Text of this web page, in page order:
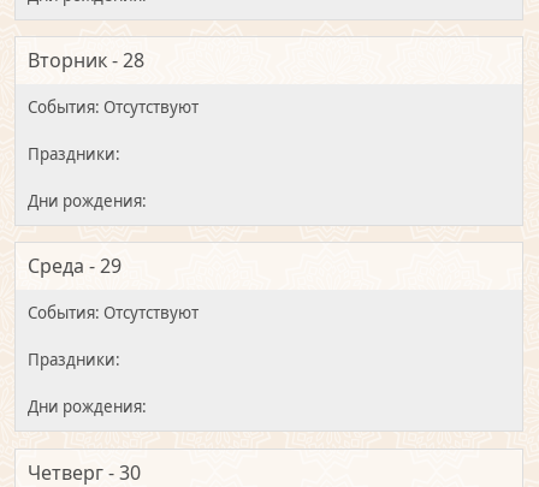
Вторник - 28
Среда - 29
Четверг - 30